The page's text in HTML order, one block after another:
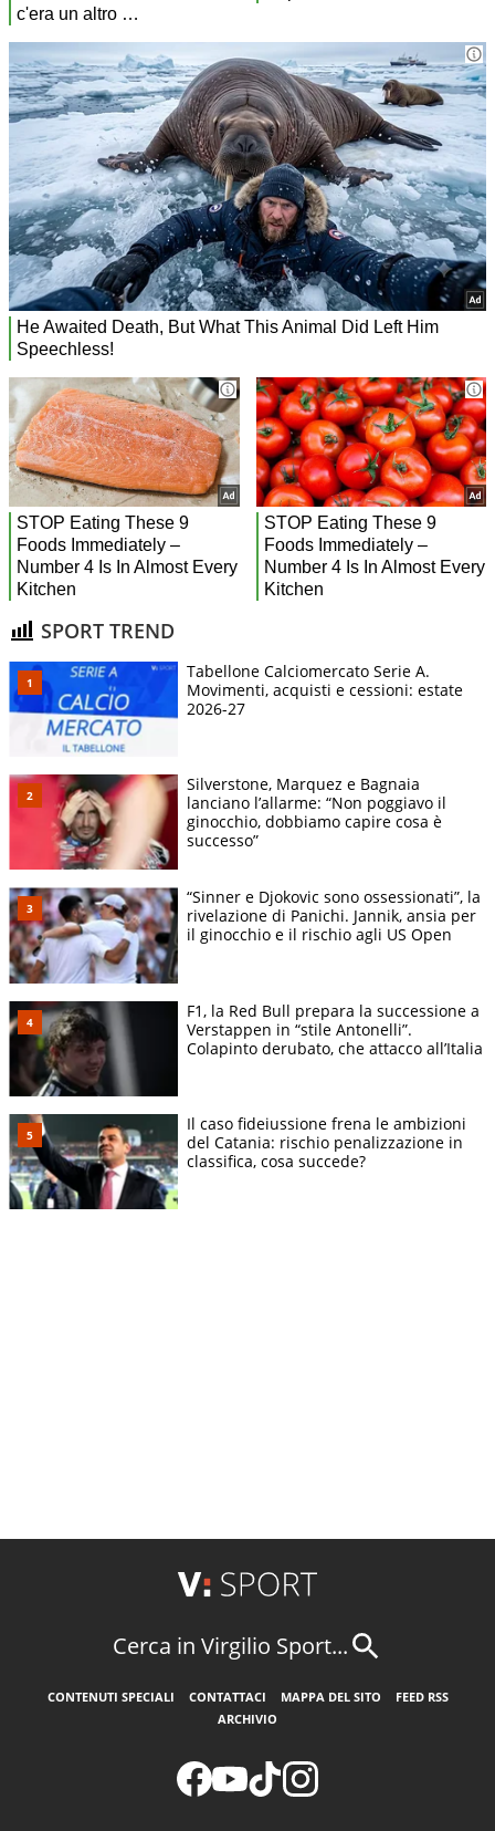
SPORT TREND
Tabellone Calciomercato Serie A.
Movimenti, acquisti e cessioni: estate
2026-27
Silverstone, Marquez e Bagnaia
lanciano l’allarme: “Non poggiavo il
ginocchio, dobbiamo capire cosa è
successo”
“Sinner e Djokovic sono ossessionati”, la
rivelazione di Panichi. Jannik, ansia per
il ginocchio e il rischio agli US Open
F1, la Red Bull prepara la successione a
Verstappen in “stile Antonelli”.
Colapinto derubato, che attacco all’Italia
Il caso fideiussione frena le ambizioni
del Catania: rischio penalizzazione in
classifica, cosa succede?
Cerca in Virgilio Sport...
CONTENUTI SPECIALI CONTATTACI MAPPA DEL SITO
FEED RSS
ARCHIVIO